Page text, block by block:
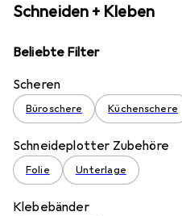
Schneiden + Kleben
Beliebte Filter
Scheren
Büroschere Küchenschere
Schneideplotter Zubehöre
Folie Unterlage
Klebebänder